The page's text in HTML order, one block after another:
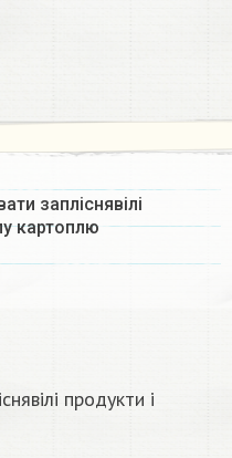
запліснявілі
картоплю
продукти і